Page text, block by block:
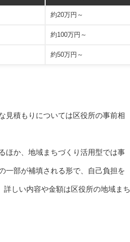
約20万円～
約100万円～
約50万円～
見積もりについては区役所の事前相
ほか、地域まちづくり活用型では事
一部が補填される形で、自己負担を
しい内容や金額は区役所の地域まち